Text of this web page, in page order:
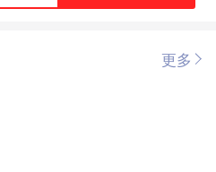
更多